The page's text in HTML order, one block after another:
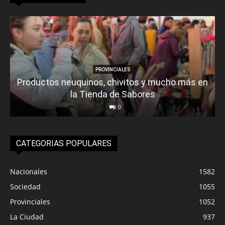
PROVINCIALES
Productos neuquinos, chivitos y mucho más en
la Tienda de Sabores
0
CATEGORIAS POPULARES
Nacionales
1582
Sociedad
1055
Provinciales
1052
La Ciudad
937